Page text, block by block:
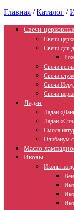
Главная /Каталог /
Свечи
Свечи
Свечи для
Свечи
Свечи
Свечи
Свечи
Ладан
Ладан
Ладан
Смола
Олибанум
Масло
Иконы
Иконы на